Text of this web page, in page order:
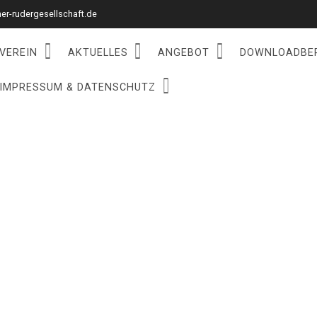
rudergesellschaft.de
VEREIN AKTUELLES ANGEBOT
IMPRESSUM & DATENSCHUTZ